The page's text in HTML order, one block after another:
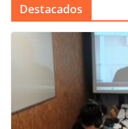
Destacados